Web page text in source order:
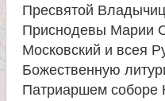
н
Пресвятой
Приснодевы Марии
Московский и всея
Божественную
Патриаршем соборе